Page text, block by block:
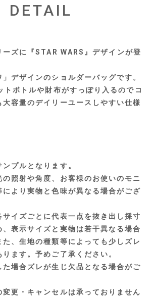
DETAIL
ーズに『STAR WARS』デザインが登
デザインのショルダーバッグです。
ボトルや財布がすっぽり入るのでコ
大容量のデイリーユースしやすい仕様
プルとなります。
の照射や角度、お客様のお使いのモニ
により実物と色味が異なる場合がござ
サイズごとに代表一点を抜き出し採寸
、表示サイズと実物は若干異なる場合
、生地の種類等によっても少しズレ
ます。予めご了承ください。
た場合ズレが生じ欠品となる場合がご
変更・キャンセルは承っておりません